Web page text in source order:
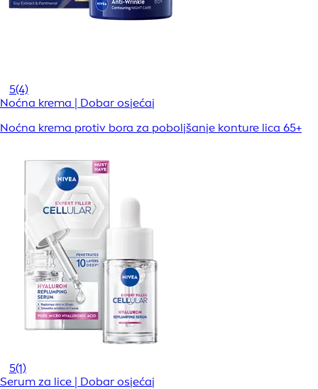
5(4)
Noćna krema | Dobar osjećaj
Noćna krema protiv bora za poboljšanje konture lica 65+
5(1)
Serum za lice | Dobar osjećaj